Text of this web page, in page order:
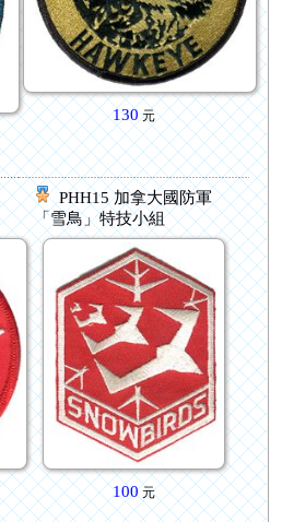
130元
PHH15 加拿大國防軍
「雪鳥」特技小組
100元